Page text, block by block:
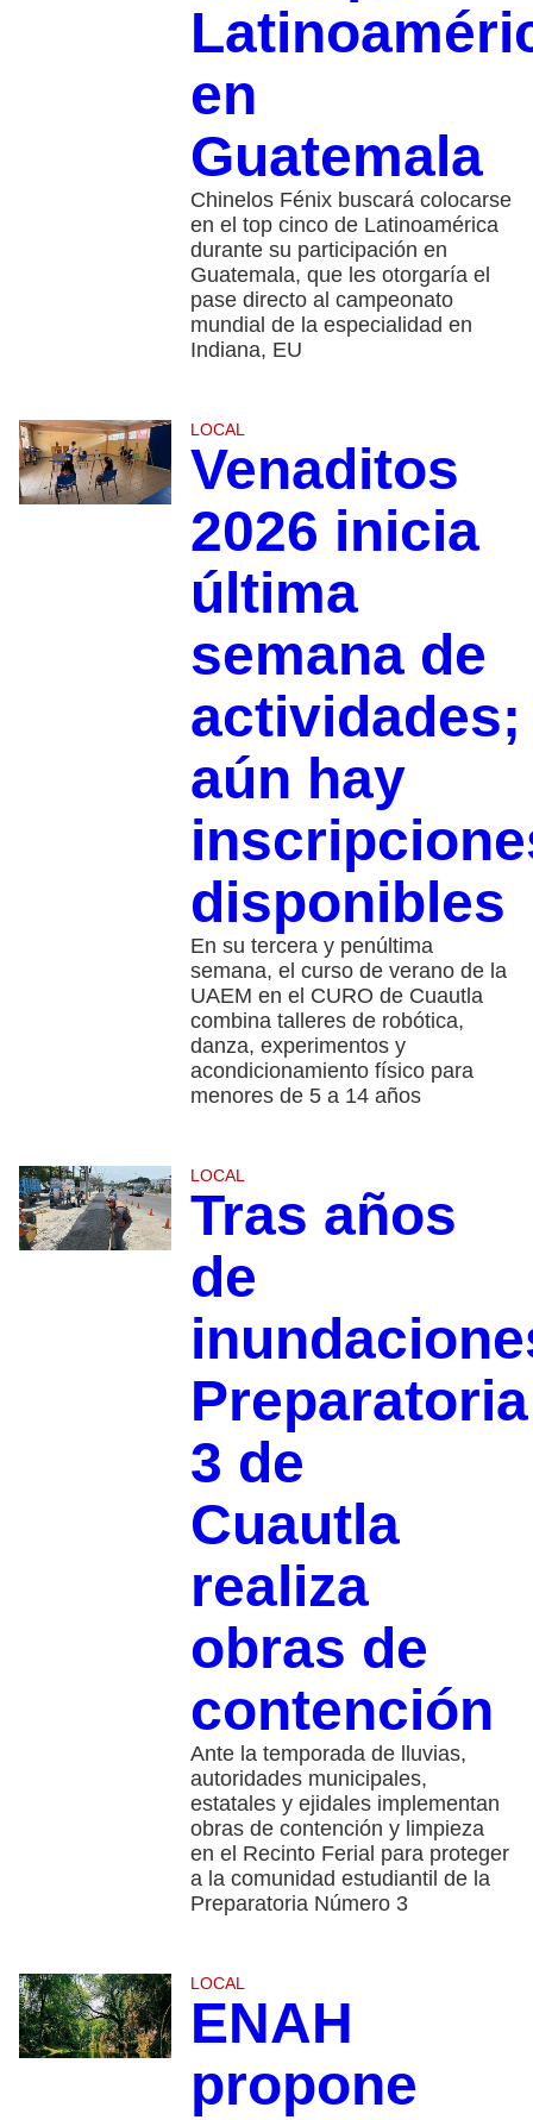
en
Guatemala
Chinelos Fénix buscará colocarse
en el top cinco de Latinoamérica
durante su participación en
Guatemala, que les otorgaría el
pase directo al campeonato
mundial de la especialidad en
Indiana, EU
LOCAL
Venaditos
2026 inicia
última
semana de
actividades;
aún hay
disponibles
En su tercera y penúltima
semana, el curso de verano de la
UAEM en el CURO de Cuautla
combina talleres de robótica,
danza, experimentos y
acondicionamiento físico para
menores de 5 a 14 años
LOCAL
Tras años
de
Preparatoria
3 de
Cuautla
realiza
obras de
contención
Ante la temporada de lluvias,
autoridades municipales,
estatales y ejidales implementan
obras de contención y limpieza
en el Recinto Ferial para proteger
a la comunidad estudiantil de la
Preparatoria Número 3
LOCAL
ENAH
propone